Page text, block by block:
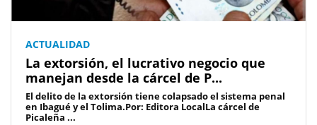
ACTUALIDAD
La extorsión, el lucrativo negocio que
manejan desde la cárcel de P...
El delito de la extorsión tiene colapsado el sistema penal
en Ibagué y el Tolima.Por: Editora LocalLa cárcel de
Picaleña ...